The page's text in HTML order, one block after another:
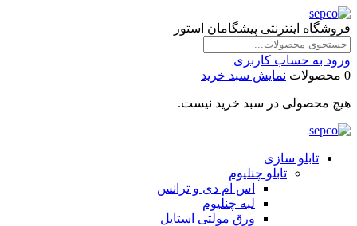
فروشگاه اینترنتی پیشگامان استور
ورود به حساب کاربری
0 محصولات
نمایش سبد خرید
هیچ محصولی در سبد خرید نیست.
تابلو سازی
تابلو چنلیوم
اس ام دی و ترانس
لبه چنلیوم
ورق مولتی استایل